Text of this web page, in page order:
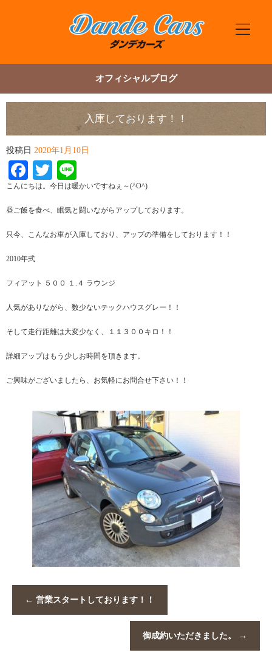
オフィシャルブログ
入庫しております！！
投稿日 2020年1月10日
Facebook
Twitter
こんにちは。今日は暖かいですねぇ～(^O^)
昼ご飯を食べ、眠気と闘いながらアップしております。
只今、こんなお車が入庫しており、アップの準備をしております！！
2010年式
フィアット ５００ １.４ ラウンジ
人気がありながら、数少ないテックハウスグレー！！
そして走行距離は大変少なく、１１３００キロ！！
詳細アップはもう少しお時間を頂きます。
ご興味がございましたら、お気軽にお問合せ下さい！！
← 営業スタートしております！！
御成約いただきました。 →